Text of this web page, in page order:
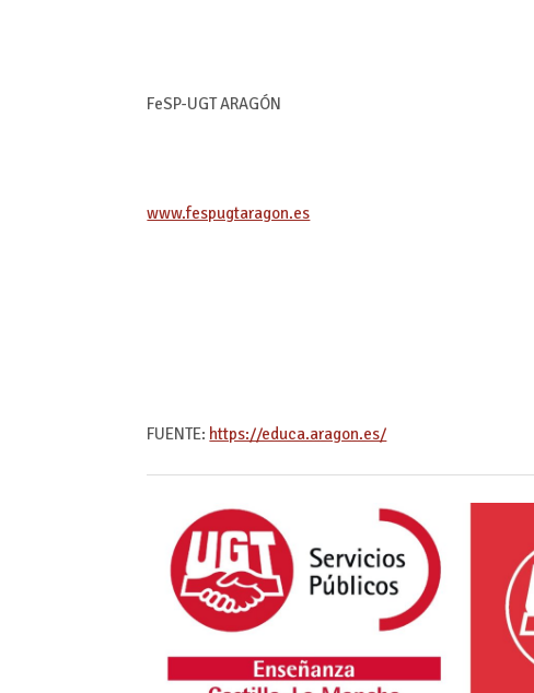
FeSP-UGT ARAGÓN
www.fespugtaragon.es
FUENTE: https://educa.aragon.es/